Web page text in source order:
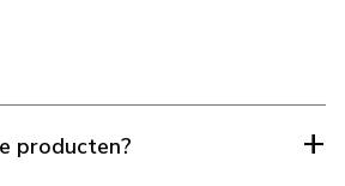
producten?